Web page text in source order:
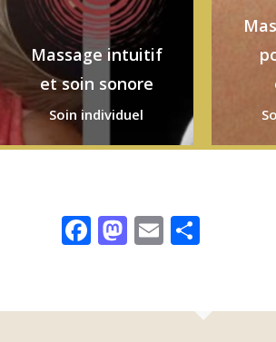
Massage intuitif
et soin sonore
Soin individuel
Facebook
Mastodon
Email